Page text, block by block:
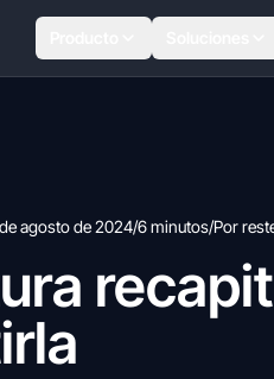
agosto de 2024/6 minutos/Por